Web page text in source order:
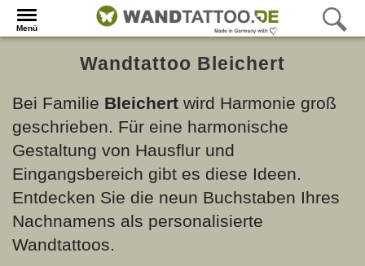
Menü
Wandtattoo Bleichert
Bei Familie Bleichert wird Harmonie groß
geschrieben. Für eine harmonische
Gestaltung von Hausflur und
Eingangsbereich gibt es diese Ideen.
Entdecken Sie die neun Buchstaben Ihres
Nachnamens als personalisierte
Wandtattoos.